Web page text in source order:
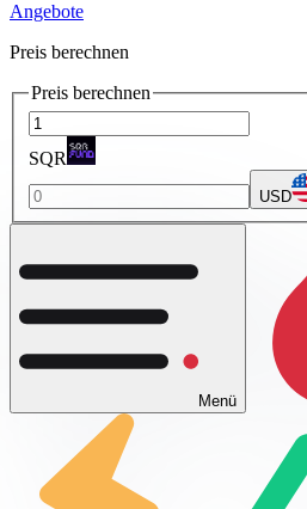
Angebote
Preis berechnen
Preis berechnen
SQR
USD
Menü